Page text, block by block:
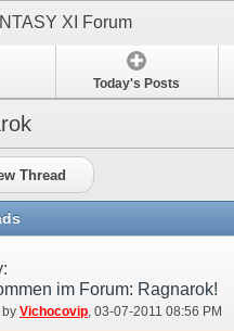
XI Forum
Today's Posts
Thread
im Forum: Ragnarok!
by Vichocovip‎, 03-07-2011 08:56 PM